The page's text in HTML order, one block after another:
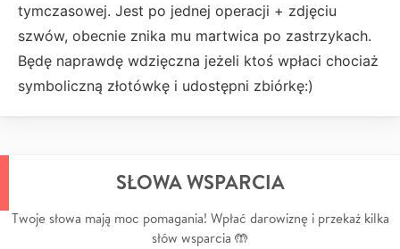
tymczasowej. Jest po jednej operacji + zdjęciu
szwów, obecnie znika mu martwica po zastrzykach.
Będę naprawdę wdzięczna jeżeli ktoś wpłaci chociaż
symboliczną złotówkę i udostępni zbiórkę:)
SŁOWA WSPARCIA
Twoje słowa mają moc pomagania! Wpłać darowiznę i przekaż kilka
słów wsparcia 🤲